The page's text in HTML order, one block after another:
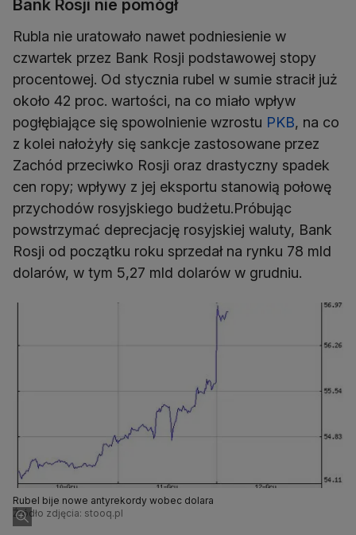
Bank Rosji nie pomógł
Rubla nie uratowało nawet podniesienie w
czwartek przez Bank Rosji podstawowej stopy
procentowej. Od stycznia rubel w sumie stracił już
około 42 proc. wartości, na co miało wpływ
pogłębiające się spowolnienie wzrostu PKB, na co
z kolei nałożyły się sankcje zastosowane przez
Zachód przeciwko Rosji oraz drastyczny spadek
cen ropy; wpływy z jej eksportu stanowią połowę
przychodów rosyjskiego budżetu.Próbując
powstrzymać deprecjację rosyjskiej waluty, Bank
Rosji od początku roku sprzedał na rynku 78 mld
dolarów, w tym 5,27 mld dolarów w grudniu.
Rubel bije nowe antyrekordy wobec dolara
Źródło zdjęcia: stooq.pl